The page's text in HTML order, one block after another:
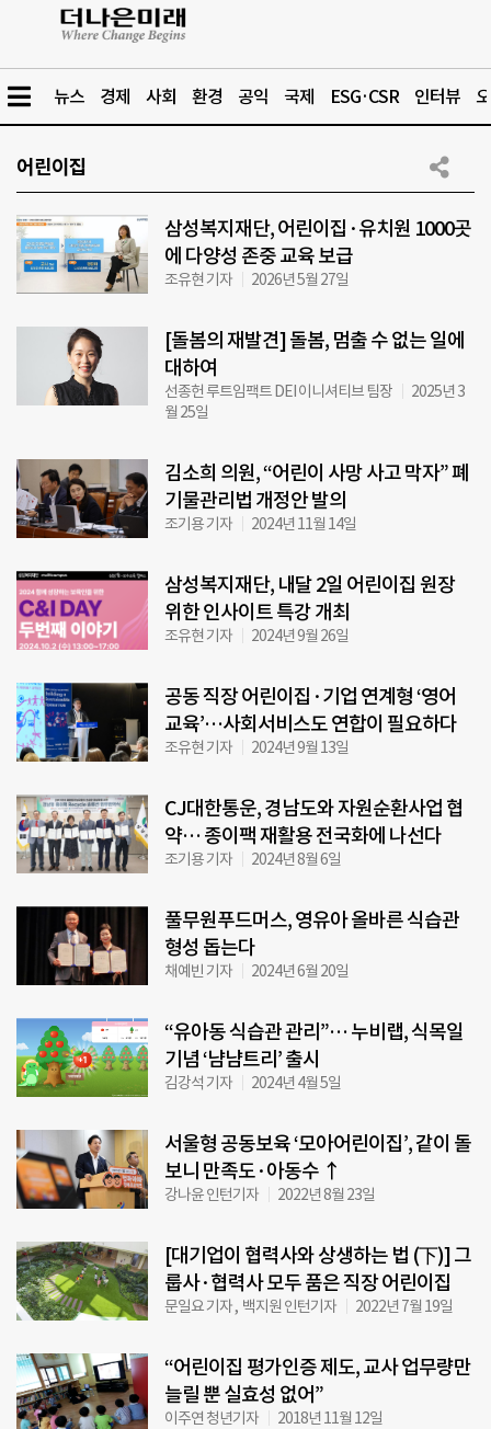
뉴스 경제 사회 환경 공익 국제 ESG·CSR 인터뷰
어린이집
삼성복지재단, 어린이집·유치원 1000곳
에 다양성 존중 교육 보급
조유현 기자 2026년 5월 27일
[돌봄의 재발견] 돌봄, 멈출 수 없는 일에
대하여
선종헌 루트임팩트 DEI 이니셔티브 팀장
2025년 3
월 25일
김소희 의원, “어린이 사망 사고 막자” 폐
기물관리법 개정안 발의
조기용 기자 2024년 11월 14일
삼성복지재단, 내달 2일 어린이집 원장
위한 인사이트 특강 개최
조유현 기자 2024년 9월 26일
공동 직장 어린이집·기업 연계형 ‘영어
교육’…사회서비스도 연합이 필요하다
조유현 기자 2024년 9월 13일
CJ대한통운, 경남도와 자원순환사업 협
약… 종이팩 재활용 전국화에 나선다
조기용 기자 2024년 8월 6일
풀무원푸드머스, 영유아 올바른 식습관
형성 돕는다
채예빈 기자 2024년 6월 20일
“유아동 식습관 관리”… 누비랩, 식목일
기념 ‘냠냠트리’ 출시
김강석 기자 2024년 4월 5일
서울형 공동보육 ‘모아어린이집’, 같이 돌
보니 만족도·아동수 ↑
강나윤 인턴기자 2022년 8월 23일
[대기업이 협력사와 상생하는 법 (下)] 그
룹사·협력사 모두 품은 직장 어린이집
문일요 기자 , 백지원 인턴기자 2022년 7월 19일
“어린이집 평가인증 제도, 교사 업무량만
늘릴 뿐 실효성 없어”
이주연 청년기자 2018년 11월 12일